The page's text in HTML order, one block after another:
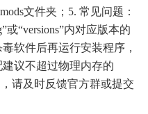
文件夹；5. 常见问题：
或“versions”内对应版本的
软件后再运行安装程序，
议不超过物理内存的
请及时反馈官方群或提交